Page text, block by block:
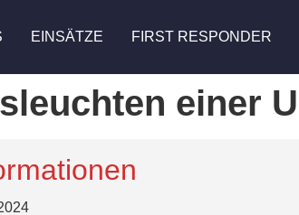
EINSÄTZE FIRST RESPONDER
einer